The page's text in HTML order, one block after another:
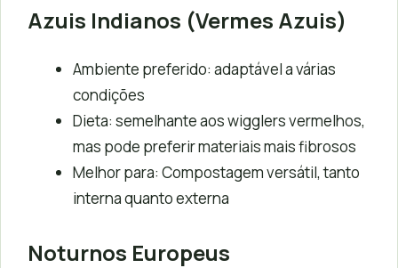
Azuis Indianos (Vermes Azuis)
Ambiente preferido: adaptável a várias
condições
Dieta: semelhante aos wigglers vermelhos,
mas pode preferir materiais mais fibrosos
Melhor para: Compostagem versátil, tanto
interna quanto externa
Noturnos Europeus